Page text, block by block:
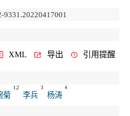
9331.20220417001
XML 导出 引用提醒
菊
1,2
李兵
3
杨涛
4